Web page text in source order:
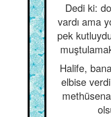
Dedi ki:
vardı ama
pek
Halife,
elbise